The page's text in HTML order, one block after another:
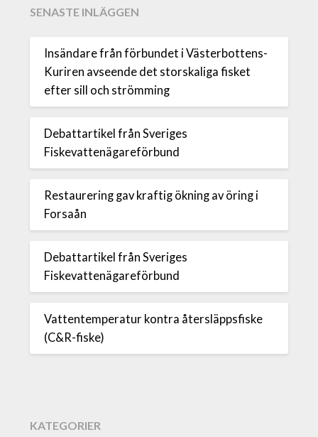
SENASTE INLÄGGEN
Insändare från förbundet i Västerbottens-
Kuriren avseende det storskaliga fisket
efter sill och strömming
Debattartikel från Sveriges
Fiskevattenägareförbund
Restaurering gav kraftig ökning av öring i
Forsaån
Debattartikel från Sveriges
Fiskevattenägareförbund
Vattentemperatur kontra återsläppsfiske
(C&R-fiske)
KATEGORIER